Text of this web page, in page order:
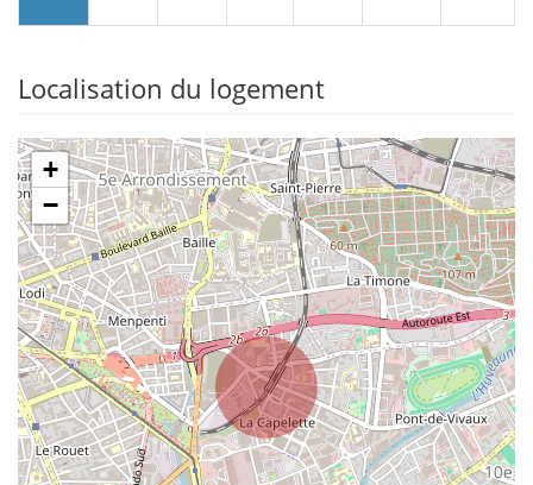
Localisation du logement
+
−